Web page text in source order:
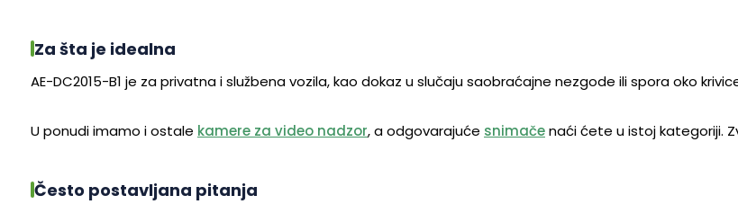
Za šta je idealna
AE-DC2015-B1 je za privatna i službena vozila, kao dokaz u slučaju saobraćajne nezgode ili spora oko
U ponudi imamo i ostale kamere za video nadzor, a odgovarajuće snimačenaći ćete u istoj kategoriji.
Često postavljana pitanja